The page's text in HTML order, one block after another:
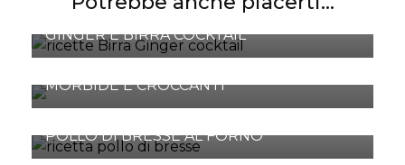
GINGER E BIRRA COCKTAIL
MORBIDE E CROCCANTI
POLLO DI BRESSE AL FORNO